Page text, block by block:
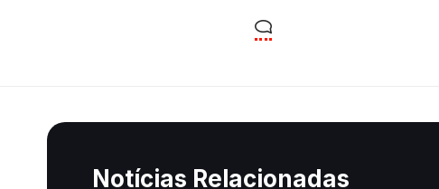
Notícias Relacionadas